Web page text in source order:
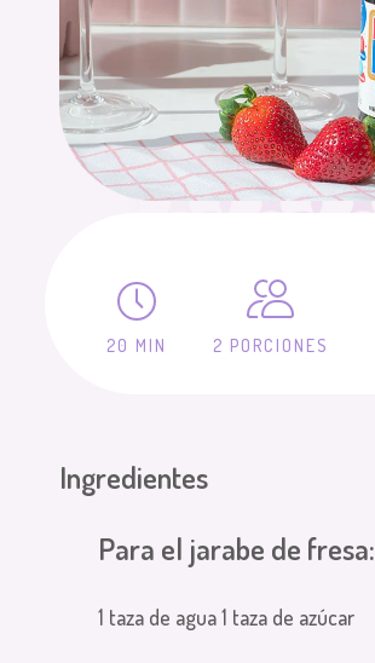
20 MIN 2 PORCIONES
Ingredientes
Para el jarabe de fresa:
1 taza de agua 1 taza de azúcar